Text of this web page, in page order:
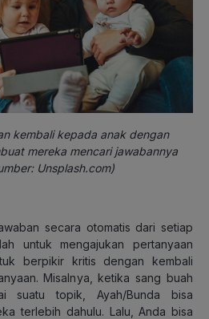
kembali kepada anak dengan
mereka mencari jawabannya
Unsplash.com)
secara otomatis dari setiap
untuk mengajukan pertanyaan
berpikir kritis dengan kembali
Misalnya, ketika sang buah
suatu topik, Ayah/Bunda bisa
terlebih dahulu. Lalu, Anda bisa